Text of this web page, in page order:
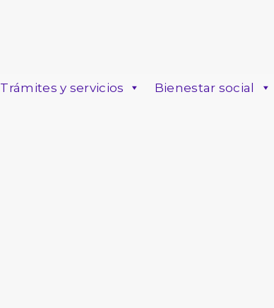
Trámites y servicios Bienestar social